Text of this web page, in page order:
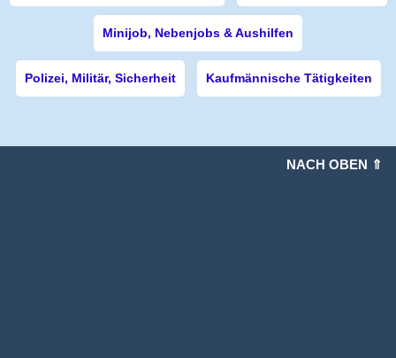
Minijob, Nebenjobs & Aushilfen
Polizei, Militär, Sicherheit Kaufmännische Tätigkeiten
NACH OBEN ⇑